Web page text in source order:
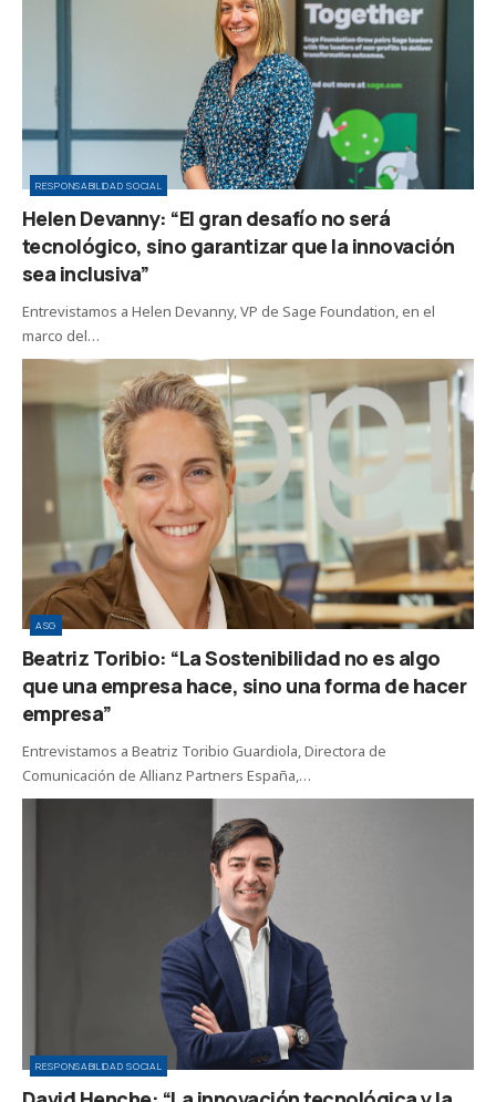
RESPONSABILIDAD SOCIAL
Helen Devanny: “El gran desafío no será
tecnológico, sino garantizar que la innovación
sea inclusiva”
Entrevistamos a Helen Devanny, VP de Sage Foundation, en el
marco del…
ASG
Beatriz Toribio: “La Sostenibilidad no es algo
que una empresa hace, sino una forma de hacer
empresa”
Entrevistamos a Beatriz Toribio Guardiola, Directora de
Comunicación de Allianz Partners España,…
RESPONSABILIDAD SOCIAL